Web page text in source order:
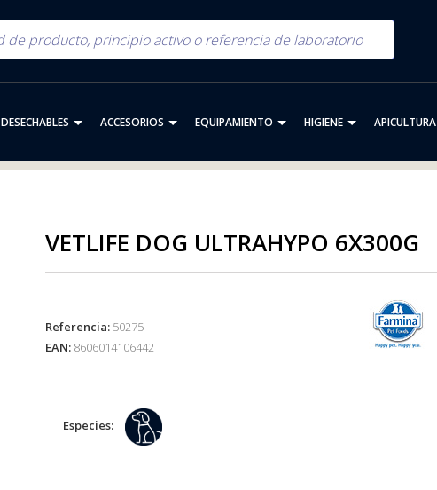
DESECHABLES ACCESORIOS EQUIPAMIENTO HIGIENE APICULTURA
VETLIFE DOG ULTRAHYPO 6X300G
Referencia: 50275
EAN: 8606014106442
Especies: